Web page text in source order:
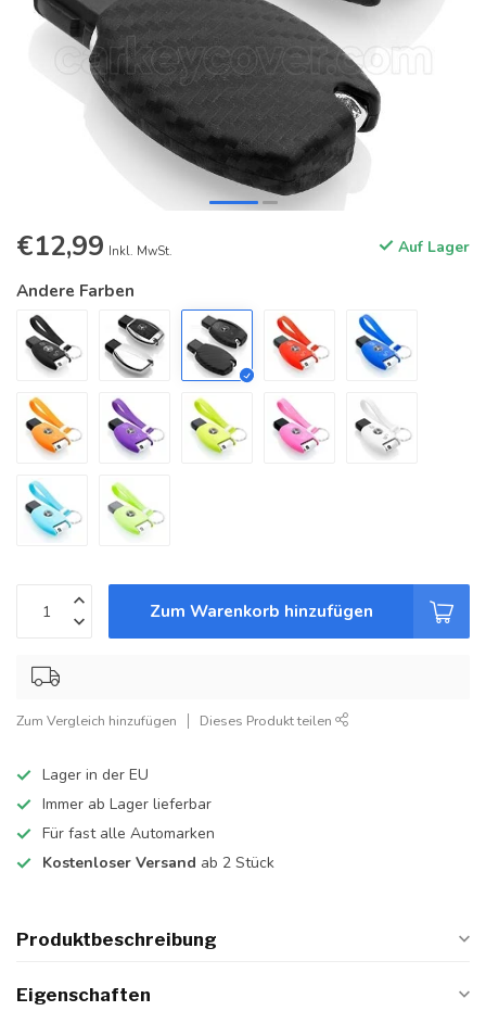
€12,99 Inkl. MwSt. Auf Lager
Andere Farben
Zum Warenkorb hinzufügen
Zum Vergleich hinzufügen Dieses Produkt teilen
Lager in der EU
Immer ab Lager lieferbar
Für fast alle Automarken
Kostenloser Versand ab 2 Stück
Produktbeschreibung
Eigenschaften